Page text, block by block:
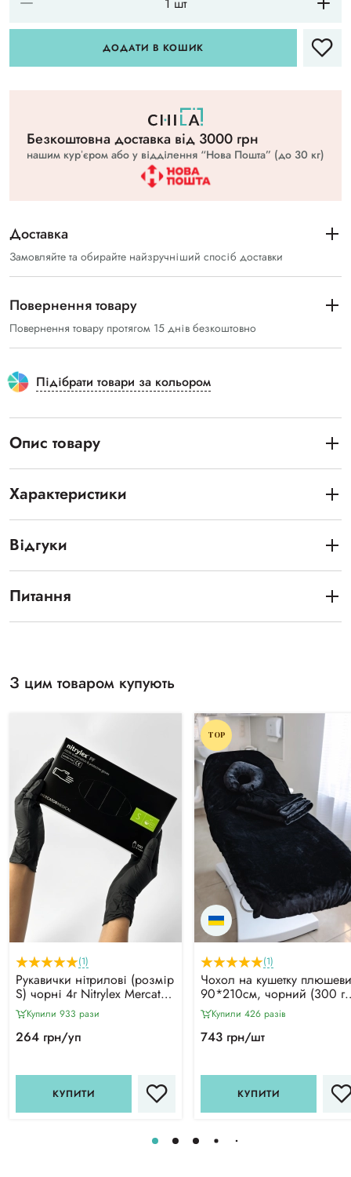
ДОДАТИ В КОШИК
Безкоштовна доставка вiд 3000 грн
нашим курʼєром або у відділення “Нова Пошта” (до 30 кг)
Доставка
Замовляйте та обирайте найзручніший спосіб доставки
Повернення товару
Повернення товару протягом 15 днів безкоштовно
Підібрати товари за кольором
Опис товару
Характеристики
Відгуки
Питання
З цим товаром купують
(1)
Рукавички нітрилові (розмір
S) чорні 4г Nitrylex Mercator,
100 шт
Купили 933 рази
264 грн/уп
КУПИТИ
TOP
(1)
Чохол на кушетку
90*210см, чорний (300 г/
м²)Купили 426 разiв
743 грн/шт
КУПИТИ